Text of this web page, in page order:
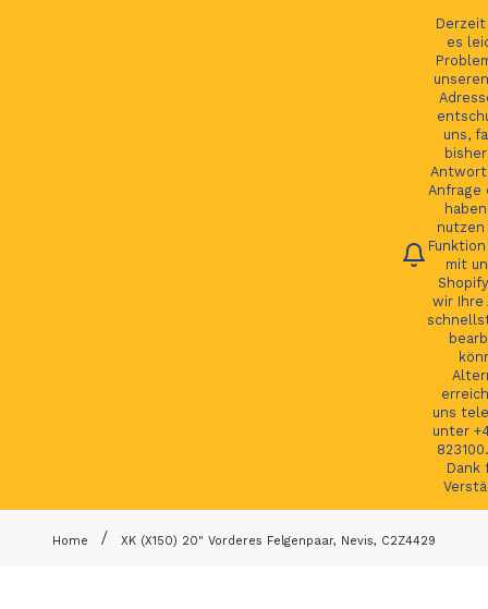
es
uns,
Antwort
Anfrage
nutzen
mit
wir Ihre
uns
unter
Dank
Home XK (X150) 20" Vorderes Felgenpaar, Nevis, C2Z4429